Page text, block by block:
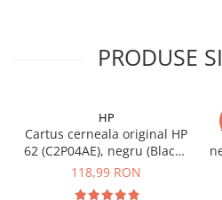
Placi video profesionale
SSD-uri externe
Hard disk-uri externe
PRODUSE
HP
Cartus cerneala original HP
62 (C2P04AE), negru (Black),
200 pagini
118,99 RON